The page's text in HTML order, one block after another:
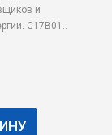
и
С17В01..